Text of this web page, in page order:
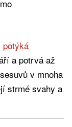
potýká
a potrvá až
v mnoha
strmé svahy a